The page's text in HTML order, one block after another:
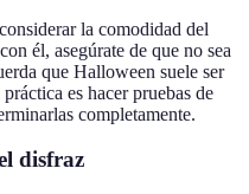
la comodidad del
él, asegúrate de que no sea
que Halloween suele ser
es hacer pruebas de
completamente.
disfraz